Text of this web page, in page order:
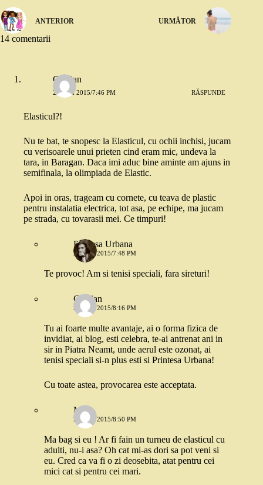
ANTERIOR URMĂTOR
14 comentarii
Cristian
28 MAI 2015/7:46 PM RĂSPUNDE
Elasticul?!
Nu te bat, te snopesc la Elasticul, cu ochii inchisi, jucam
cu verisoarele unui prieten cind eram mic, undeva la
tara, in Baragan. Daca imi aduc bine aminte am ajuns in
semifinala, la olimpiada de Elastic.
Apoi in oras, trageam cu cornete, cu teava de plastic
pentru instalatia electrica, tot asa, pe echipe, ma jucam
pe strada, cu tovarasii mei. Ce timpuri!
Printesa Urbana
28 MAI 2015/7:48 PM
Te provoc! Am si tenisi speciali, fara sireturi!
Cristian
28 MAI 2015/8:16 PM
Tu ai foarte multe avantaje, ai o forma fizica de
invidiat, ai blog, esti celebra, te-ai antrenat ani in
sir in Piatra Neamt, unde aerul este ozonat, ai
tenisi speciali si-n plus esti si Printesa Urbana!
Cu toate astea, provocarea este acceptata.
Meli
28 MAI 2015/8:50 PM
Ma bag si eu ! Ar fi fain un turneu de elasticul cu
adulti, nu-i asa? Oh cat mi-as dori sa pot veni si
eu. Cred ca va fi o zi deosebita, atat pentru cei
mici cat si pentru cei mari.